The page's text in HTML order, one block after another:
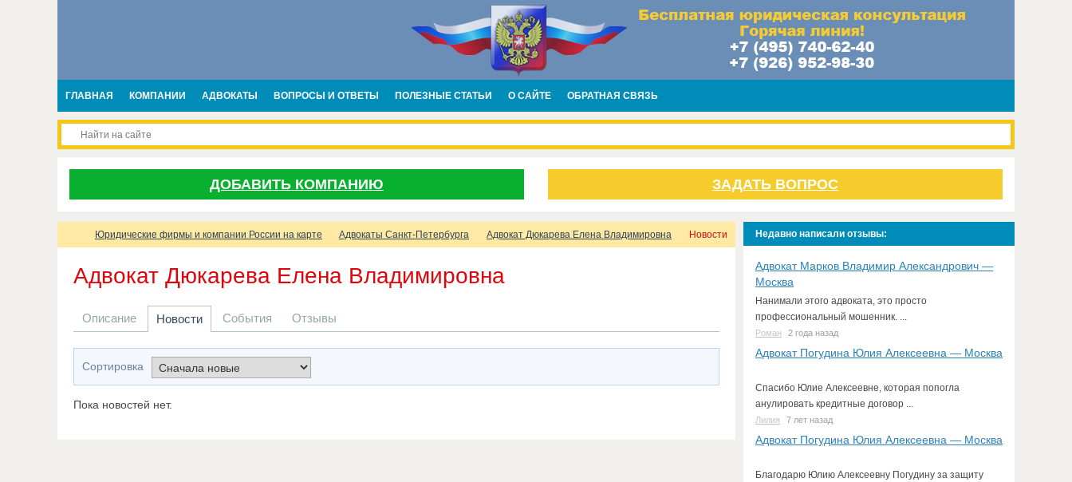
ГЛАВНАЯ КОМПАНИИ АДВОКАТЫ ВОПРОСЫ И ОТВЕТЫ ПОЛЕЗНЫЕ СТАТЬИ О САЙТЕ ОБРАТНАЯ СВЯЗЬ
ДОБАВИТЬ КОМПАНИЮ ЗАДАТЬ ВОПРОС
Юридические фирмы и компании России на карте Адвокаты Санкт-Петербурга Адвокат Дюкарева Елена Владимировна Новости
Адвокат Дюкарева Елена Владимировна
Описание Новости События Отзывы
Сортировка
Пока новостей нет.
Недавно написали отзывы:
Адвокат Марков Владимир Александрович —
Москва
Нанимали этого адвоката, это просто
профессиональный мошенник. ...
Роман 2 года назад
Адвокат Погудина Юлия Алексеевна — Москва
Спасибо Юлие Алексеевне, которая попогла
анулировать кредитные договор ...
Лилия 7 лет назад
Адвокат Погудина Юлия Алексеевна — Москва
Благодарю Юлию Алексеевну Погудину за защиту